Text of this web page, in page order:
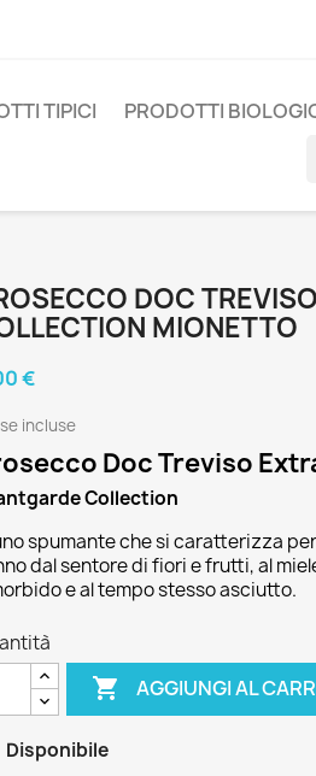
TIPICI PRODOTTI
DOC
MIONETTO
€
incluse
Doc Treviso
Collection
spumante che si caratterizza
dal sentore di fiori e frutti, al
e al tempo stesso asciutto.
 AGGIUNGI AL
Disponibile